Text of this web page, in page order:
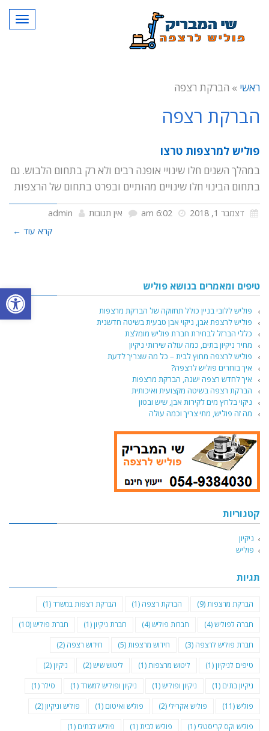
פתח
ראשי » הברקת רצפה
הברקת רצפה
פוליש למרצפות טרצו
במהלך השנים חלו שינויי אופנה רבים ולא רק בתחום הלבוש. גם
בתחום הבינוי חלו שינויים מהותיים ובפרט בתחום של הרצפות
דצמבר 1, 2018 אין תגובות
admin
קרא עוד ←
טיפים ומאמרים בנושא פוליש
פוליש ללובי בניין כולל תחזוקה של הברקת מרצפות
פוליש לרצפת אבן, ניקוי אבן טבעית בשיטה חדשנית
כללי הברזל לבחירת חברת פוליש מומלצת
מחיר ניקיון בתים, כמה עולה שירותי ניקיון
פוליש לרצפה מחוץ לבית – כל מה שצריך לדעת
איך בוחרים פוליש לרצפה?
איך לחדש רצפה ישנה, הברקת מרצפות
הברקת רצפה בשיטה מקצועית ואיכותית
ניקוי בלחץ מים לקירות אבן, שיש ובטון
מה זה פוליש, מתי צריך וכמה עולה
קטגוריות
ניקיון
פוליש
תגיות
הברקת מרצפות(9) הברקת רצפה (1) הברקת רצפות במשרד(1)
חברה לפוליש(4) חברות פוליש(4) חברת ניקיון(1) חברת פוליש(10)
חברת פוליש לרצפה (3) חידוש מרצפות(5) חידוש רצפה (2)
טיפים לניקיון(1) ליטוש מרצפות(1) ליטוש שיש(2) ניקיון(2)
ניקיון בתים (1) ניקיון ופוליש(1) ניקיון ופוליש למשרד(1) סילר(1)
פוליש(11) פוליש אקרילי (2) פוליש ואיטום (1) פוליש וניקיון(2)
פוליש וקס קריסטלי (1) פוליש לבית(1) פוליש לבתים (1)